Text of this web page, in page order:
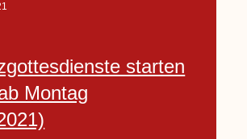
starten
Montag